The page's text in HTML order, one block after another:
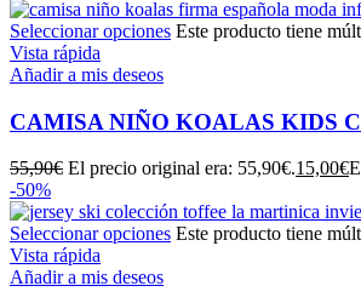
Seleccionar opciones Este producto tiene
Vista rápida
Añadir a mis deseos
CAMISA NIÑO KOALAS KIDS
55,90€ El precio original era: 55,90€.15,00€
-50%
Seleccionar opciones Este producto tiene
Vista rápida
Añadir a mis deseos